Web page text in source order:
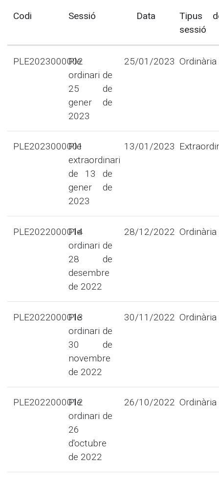
Codi Sessió Data
Tipus
sessió
PLE2023000002
Ple
ordinari de
25 de
gener de
2023
25/01/2023 Ordinària
PLE2023000001
Ple
extraordinari
de 13 de
gener de
2023
13/01/2023
PLE2022000014
Ple
ordinari de
28 de
desembre
de 2022
28/12/2022 Ordinària
PLE2022000013
Ple
ordinari de
30 de
novembre
de 2022
30/11/2022 Ordinària
PLE2022000012
Ple
ordinari de
26
d'octubre
de 2022
26/10/2022 Ordinària